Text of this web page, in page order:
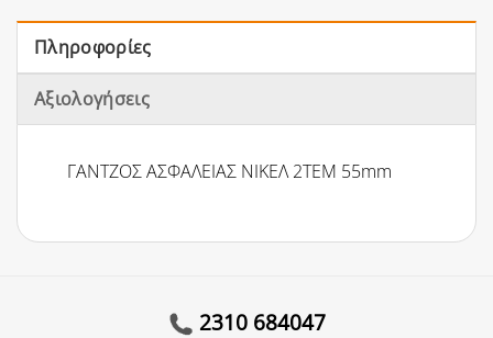
Πληροφορίες
Αξιολογήσεις
ΓΑΝΤΖΟΣ ΑΣΦΑΛΕΙΑΣ ΝΙΚΕΛ 2ΤΕΜ 55mm
2310 684047